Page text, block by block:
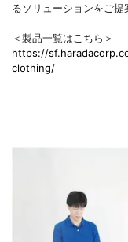
るソリューションをご提
＜製品一覧はこちら＞
https://
clothing/